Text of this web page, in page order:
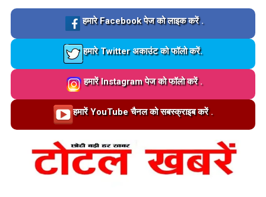
Loading…
हमारे Facebook पेज को लाइक करें .
Loading…
हमारे Twitter अकाउंट को फॉलो करें.
Loading…
हमारें Instagram पेज को फॉलो करें .
Loading…हमारें YouTube चैनल को सबस्क्राइब करें .